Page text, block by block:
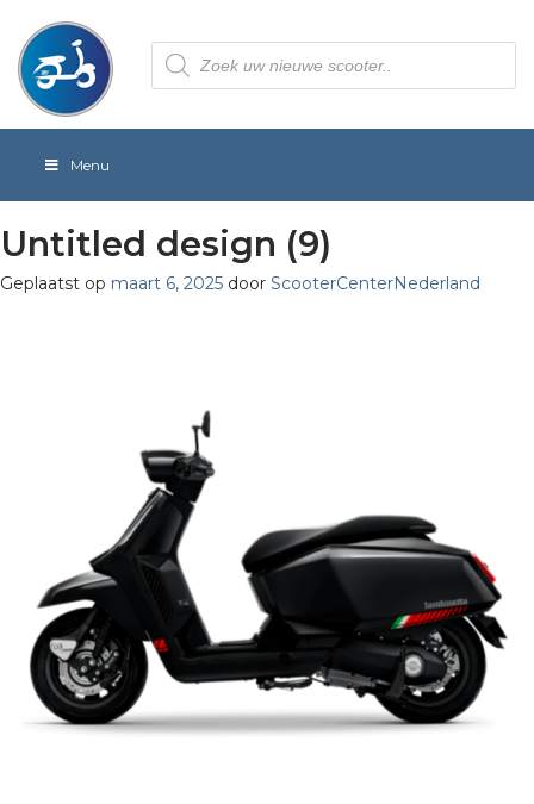
Producten
zoeken
Menu
Untitled design (9)
Geplaatst op maart 6, 2025 door ScooterCenterNederland